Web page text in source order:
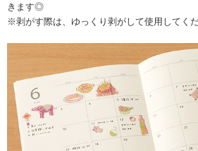
きます◎
※剥がす際は、ゆっくり剥がして使用してくだ